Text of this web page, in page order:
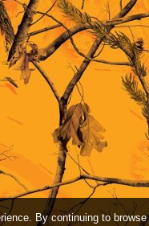
By continuing to